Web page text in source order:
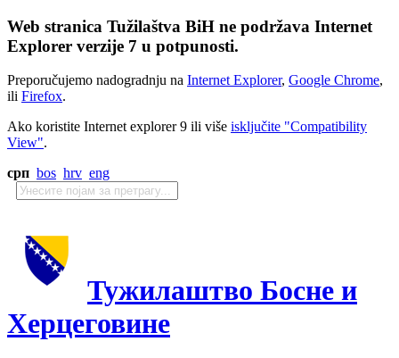
Web stranica Tužilaštva BiH ne podržava Internet
Explorer verzije 7 u potpunosti.
Preporučujemo nadogradnju na Internet Explorer, Google Chrome,
ili Firefox.
Ako koristite Internet explorer 9 ili više isključite "Compatibility
View".
срп bos hrv eng
Тужилаштво Босне и
Херцеговине